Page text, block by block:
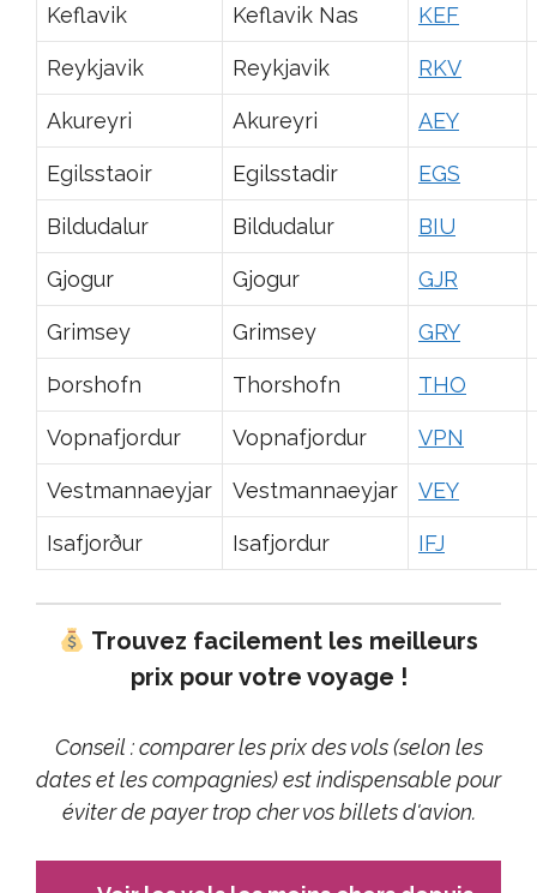
Keflavik Keflavik Nas KEF
Reykjavik Reykjavik RKV
Akureyri Akureyri AEY
Egilsstaoir Egilsstadir EGS
Bildudalur Bildudalur BIU
Gjogur Gjogur GJR
Grimsey Grimsey GRY
Þorshofn Thorshofn THO
Vopnafjordur Vopnafjordur VPN
Vestmannaeyjar Vestmannaeyjar VEY
Isafjorður Isafjordur IFJ
Trouvez facilement les meilleurs
prix pour votre voyage !
Conseil : comparer les prix des vols (selon les
dates et les compagnies) est indispensable pour
éviter de payer trop cher vos billets d'avion.